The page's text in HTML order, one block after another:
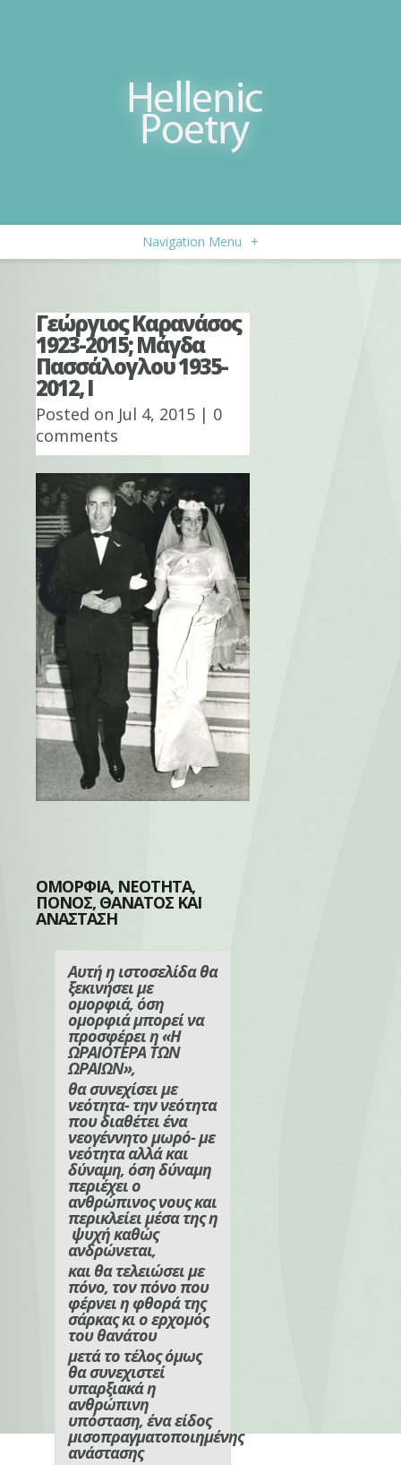
Navigation Menu +
Γεώργιος Καρανάσος
1923-2015; Μάγδα
Πασσάλογλου 1935-
2012, Ι
Posted on Jul 4, 2015 | 0
comments
ΟΜΟΡΦΙΑ, ΝΕΟΤΗΤΑ,
ΠΟΝΟΣ, ΘΑΝΑΤΟΣ ΚΑΙ
ΑΝΑΣΤΑΣΗ
Αυτή η ιστοσελίδα θα
ξεκινήσει με
ομορφιά, όση
ομορφιά μπορεί να
προσφέρει η «Η
ΩΡΑΙΟΤΕΡΑ ΤΩΝ
ΩΡΑΙΩΝ»,
θα συνεχίσει με
νεότητα- την νεότητα
που διαθέτει ένα
νεογέννητο μωρό- με
νεότητα αλλά και
δύναμη, όση δύναμη
περιέχει ο
ανθρώπινος νους και
περικλείει μέσα της η
ψυχή καθώς
ανδρώνεται,
και θα τελειώσει με
πόνο, τον πόνο που
φέρνει η φθορά της
σάρκας κι ο ερχομός
του θανάτου
μετά το τέλος όμως
θα συνεχιστεί
υπαρξιακά η
ανθρώπινη
υπόσταση, ένα είδος
μισοπραγματοποιημένης
ανάστασης